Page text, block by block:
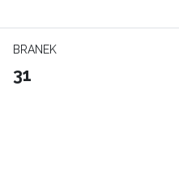
BRANEK
31